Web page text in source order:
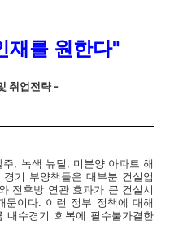
재를 원한다"
취업전략 -
, 녹색 뉴딜, 미분양 아파트 해
기 부양책들은 대부분 건설업
전후방 연관 효과가 큰 건설시
이다. 이런 정부 정책에 대해
수경기 회복에 필수불가결한